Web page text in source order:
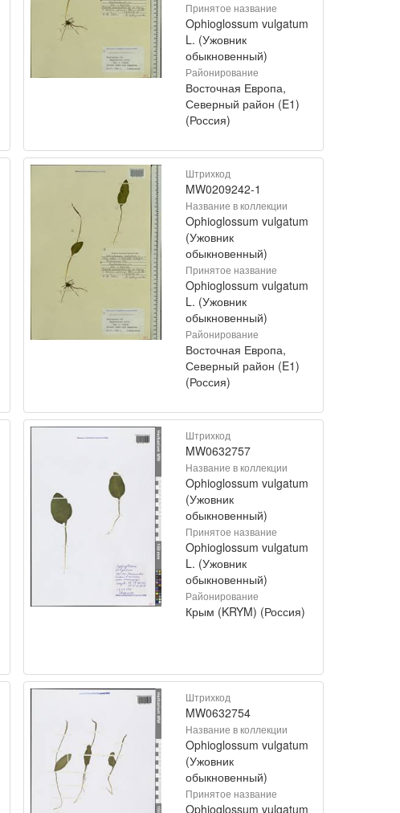
Принятое название
Ophioglossum vulgatum
L. (Ужовник
обыкновенный)
Районирование
Восточная Европа,
Северный район (E1)
(Россия)
Штрихкод
MW0209242-1
Название в коллекции
Ophioglossum vulgatum
(Ужовник
обыкновенный)
Принятое название
Ophioglossum vulgatum
L. (Ужовник
обыкновенный)
Районирование
Восточная Европа,
Северный район (E1)
(Россия)
Штрихкод
MW0632757
Название в коллекции
Ophioglossum vulgatum
(Ужовник
обыкновенный)
Принятое название
Ophioglossum vulgatum
L. (Ужовник
обыкновенный)
Районирование
Крым (KRYM) (Россия)
Штрихкод
MW0632754
Название в коллекции
Ophioglossum vulgatum
(Ужовник
обыкновенный)
Принятое название
Ophioglossum vulgatum